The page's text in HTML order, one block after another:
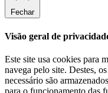
Fechar
Visão geral de
Este site usa cookies para
navega pelo site. Destes,
necessário são
para o funcionamento das